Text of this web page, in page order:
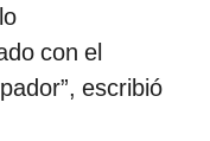
con el
escribió